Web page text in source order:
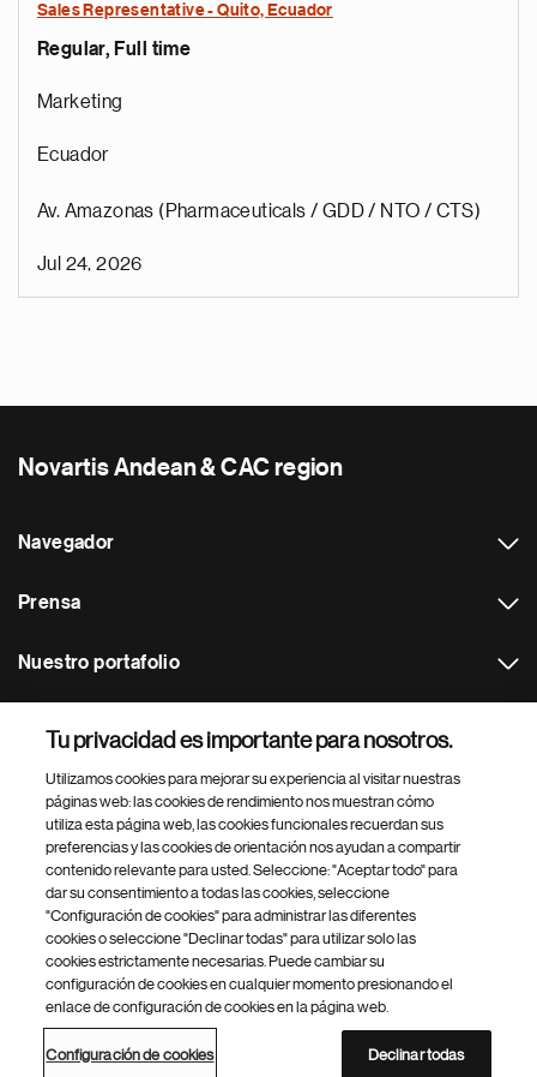
Sales Representative - Quito, Ecuador
Regular, Full time
Marketing
Ecuador
Av. Amazonas (Pharmaceuticals / GDD / NTO / CTS)
Jul 24, 2026
Novartis Andean & CAC region
Navegador
Prensa
Nuestro portafolio
Footer Site Search
inferior
del
© 2026 Novartis AG
Política de privacidad Términos de uso
Accesibilidad
Configuración de cookies
Mapa del sitio
Tu privacidad es importante para nosotros.
Utilizamos cookies para mejorar su experiencia al visitar nuestras
páginas web: las cookies de rendimiento nos muestran cómo
utiliza esta página web, las cookies funcionales recuerdan sus
preferencias y las cookies de orientación nos ayudan a compartir
contenido relevante para usted. Seleccione: "Aceptar todo" para
dar su consentimiento a todas las cookies, seleccione
"Configuración de cookies" para administrar las diferentes
cookies o seleccione "Declinar todas" para utilizar solo las
cookies estrictamente necesarias. Puede cambiar su
configuración de cookies en cualquier momento presionando el
enlace de configuración de cookies en la página web.
Configuración de cookies Declinar todas